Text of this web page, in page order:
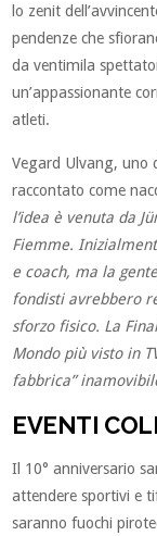
lo zenit
pendenze che
da ventimila
un’appassionante
atleti.
Vegard Ulvang, uno
raccontato come
l’idea è venuta da
Fiemme.
e coach, ma la
fondisti avrebbero
sforzo fisico. La
Mondo più visto in
fabbrica”
EVENTI
Il 10° anniversario
attendere sportivi e
saranno fuochi